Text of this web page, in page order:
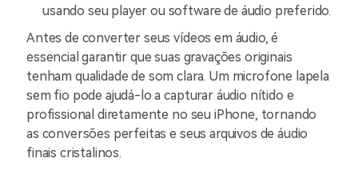
usando seu player ou software de áudio preferido.
Antes de converter seus vídeos em áudio, é
essencial garantir que suas gravações originais
tenham qualidade de som clara. Um microfone lapela
sem fio pode ajudá-lo a capturar áudio nítido e
profissional diretamente no seu iPhone, tornando
as conversões perfeitas e seus arquivos de áudio
finais cristalinos.